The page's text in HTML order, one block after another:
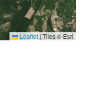
Leaflet | Tiles © Esri